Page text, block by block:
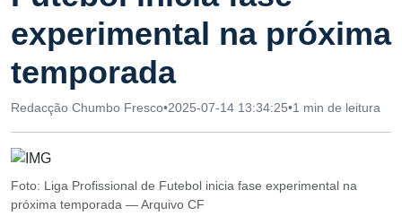
experimental na próxima
temporada
Redacção Chumbo Fresco•2025-07-14 13:34:25•1 min de leitura
Foto: Liga Profissional de Futebol inicia fase experimental na
próxima temporada — Arquivo CF